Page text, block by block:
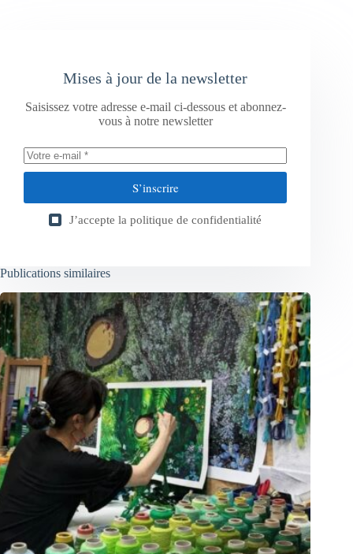
Mises à jour de la newsletter
Saisissez votre adresse e-mail ci-dessous et abonnez-
vous à notre newsletter
S’inscrire
J’accepte la politique de confidentialité
Publications similaires